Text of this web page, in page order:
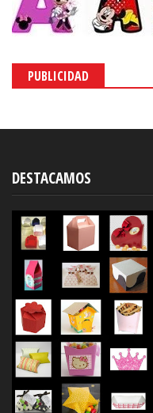
PUBLICIDAD
DESTACAMOS